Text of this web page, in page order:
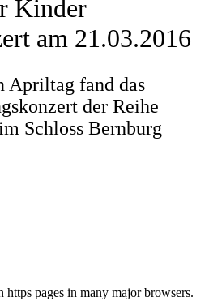
Kinder
am 21.03.2016
Apriltag fand das
der Reihe
Schloss Bernburg
pages in many major browsers.